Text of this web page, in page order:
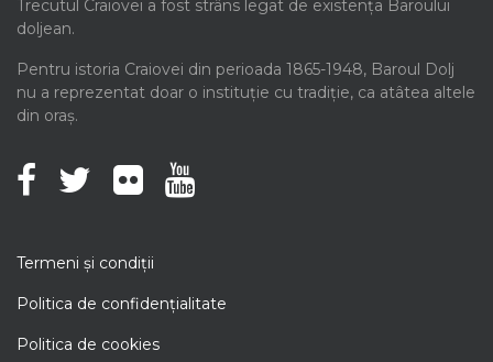
Trecutul Craiovei a fost strâns legat de existența Baroului
doljean.
Pentru istoria Craiovei din perioada 1865-1948, Baroul Dolj
nu a reprezentat doar o instituție cu tradiție, ca atâtea altele
din oraș.
Termeni şi condiţii
Politica de confidenţialitate
Politica de cookies